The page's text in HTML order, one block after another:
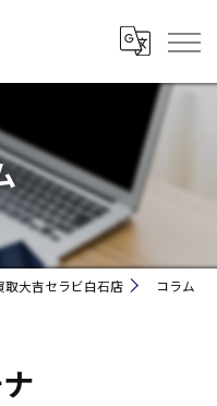
取大吉セラビ白石店 コラム